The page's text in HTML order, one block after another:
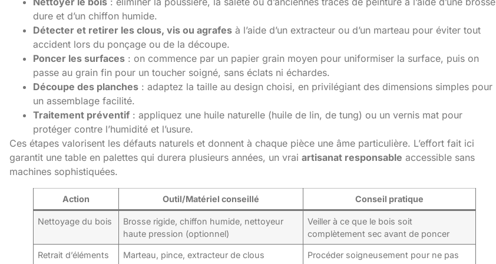
dure et d’un chiffon humide.
Détecter et retirer les clous, vis ou agrafes à l’aide d’un extracteur ou d’un marteau pour éviter tout
accident lors du ponçage ou de la découpe.
Poncer les surfaces : on commence par un papier grain moyen pour uniformiser la surface, puis on
passe au grain fin pour un toucher soigné, sans éclats ni échardes.
Découpe des planches : adaptez la taille au design choisi, en privilégiant des dimensions simples pour
un assemblage facilité.
Traitement préventif : appliquez une huile naturelle (huile de lin, de tung) ou un vernis mat pour
protéger contre l’humidité et l’usure.
Ces étapes valorisent les défauts naturels et donnent à chaque pièce une âme particulière. L’effort fait ici
garantit une table en palettes qui durera plusieurs années, un vrai artisanat responsable accessible sans
machines sophistiquées.
Action Outil/Matériel conseillé Conseil pratique
Nettoyage du bois
Brosse rigide, chiffon humide, nettoyeur
haute pression (optionnel)
Veiller à ce que le bois soit
complètement sec avant de poncer
Retrait d’éléments
Marteau, pince, extracteur de clous
Procéder soigneusement pour ne pas